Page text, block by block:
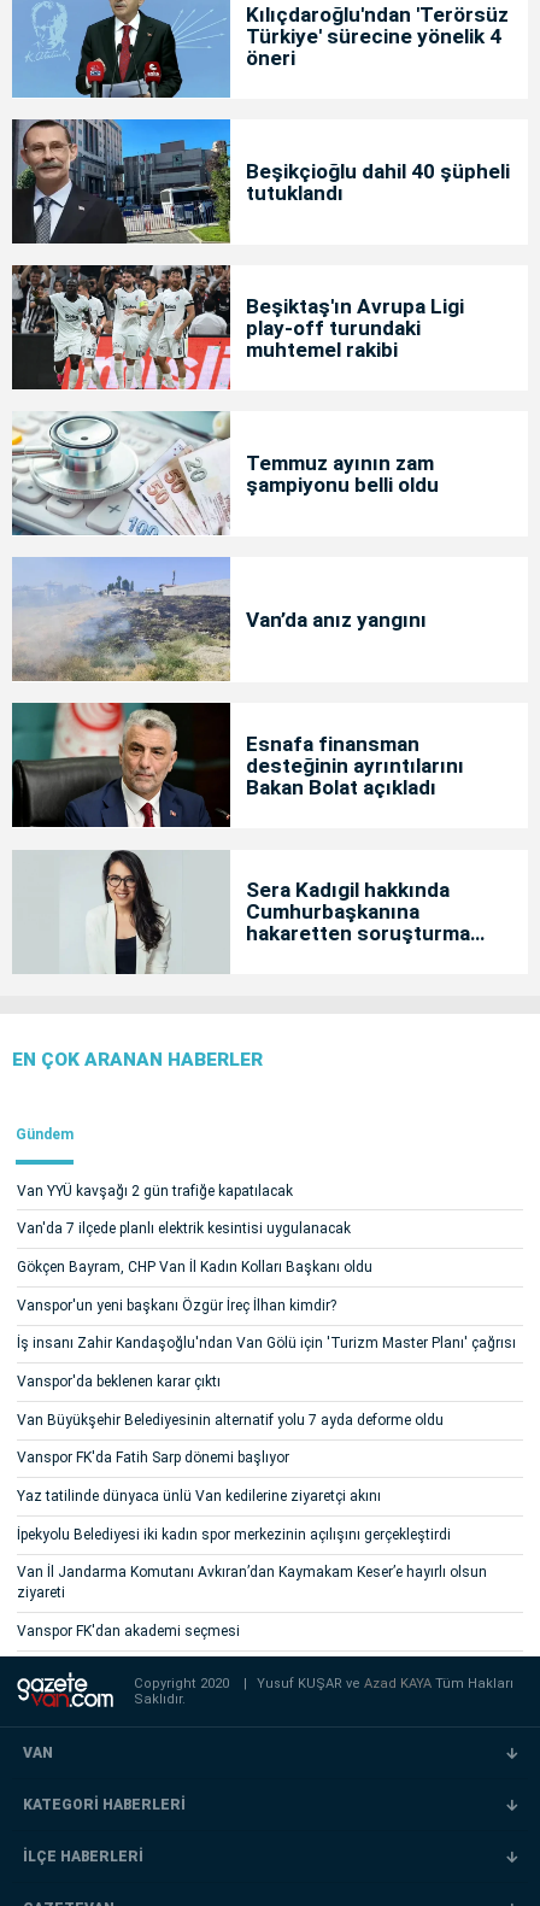
Kılıçdaroğlu'ndan 'Terörsüz
Türkiye' sürecine yönelik 4
öneri
Beşikçioğlu dahil 40 şüpheli
tutuklandı
Beşiktaş'ın Avrupa Ligi
play-off turundaki
muhtemel rakibi
Temmuz ayının zam
şampiyonu belli oldu
Van’da anız yangını
Esnafa finansman
desteğinin ayrıntılarını
Bakan Bolat açıkladı
Sera Kadıgil hakkında
Cumhurbaşkanına
hakaretten soruşturma
EN ÇOK ARANAN HABERLER
Gündem
Van YYÜ kavşağı 2 gün trafiğe kapatılacak
Van'da 7 ilçede planlı elektrik kesintisi uygulanacak
Gökçen Bayram, CHP Van İl Kadın Kolları Başkanı oldu
Vanspor'un yeni başkanı Özgür İreç İlhan kimdir?
İş insanı Zahir Kandaşoğlu'ndan Van Gölü için 'Turizm Master Planı' çağrısı
Vanspor'da beklenen karar çıktı
Van Büyükşehir Belediyesinin alternatif yolu 7 ayda deforme oldu
Vanspor FK'da Fatih Sarp dönemi başlıyor
Yaz tatilinde dünyaca ünlü Van kedilerine ziyaretçi akını
İpekyolu Belediyesi iki kadın spor merkezinin açılışını gerçekleştirdi
Van İl Jandarma Komutanı Avkıran’dan Kaymakam Keser’e hayırlı olsun
ziyareti
Vanspor FK'dan akademi seçmesi
Copyright 2020 | Yusuf KUŞAR veAzad KAYATüm Hakları
Saklıdır.
VAN
KATEGORİ HABERLERİ
İLÇE HABERLERİ